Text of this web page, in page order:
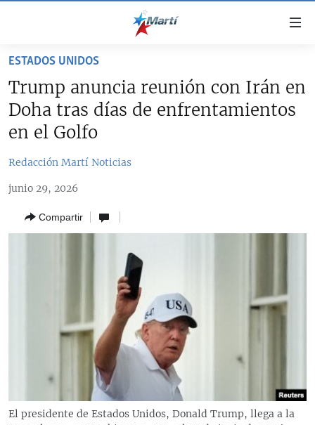
accesibilidad
contenido
principal
navegación
principal
CUBA
CUBA
SOBRE CUBA
ESTADOS UNIDOS
DEPORTES
ARTE Y ENTRETENIMIENTO
AUDIOVISUALES MARTÍ
RADIO MARTÍ
ESPECIALES
LA REALIDAD DE LA VIVIENDA EN CUBA
MULTIMEDIA
EDITORIALES
ESTADOS UNIDOS
Trump anuncia reunión con Irán en
Doha tras días de enfrentamientos
en el Golfo
Redacción Martí Noticias
junio 29, 2026
Compartir
El presidente de Estados Unidos, Donald Trump, llega a la